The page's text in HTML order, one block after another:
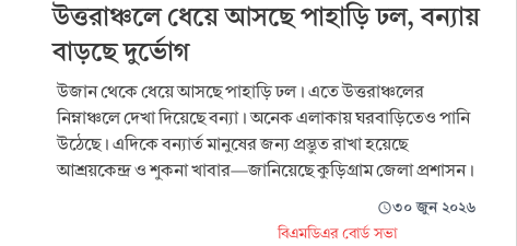
উত্তরাঞ্চলে ধেয়ে আসছে পাহাড়ি ঢল, বন্যায়
বাড়ছে দুর্ভোগ
উজান থেকে ধেয়ে আসছে পাহাড়ি ঢল। এতে উত্তরাঞ্চলের
নিম্নাঞ্চলে দেখা দিয়েছে বন্যা। অনেক এলাকায় ঘরবাড়িতেও পানি
উঠেছে। এদিকে বন্যার্ত মানুষের জন্য প্রস্তুত রাখা হয়েছে
আশ্রয়কেন্দ্র ও শুকনা খাবার—জানিয়েছে কুড়িগ্রাম জেলা প্রশাসন।
৩০ জুন ২০২৬
বিএমডিএর বোর্ড সভা